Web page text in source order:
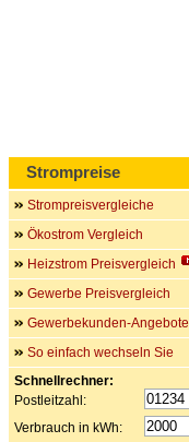
Strompreise
Strompreisvergleiche
Ökostrom Vergleich
Heizstrom Preisvergleich
Gewerbe Preisvergleich
Gewerbekunden-Angebote
So einfach wechseln Sie
Schnellrechner:
Postleitzahl:
Verbrauch in kWh: